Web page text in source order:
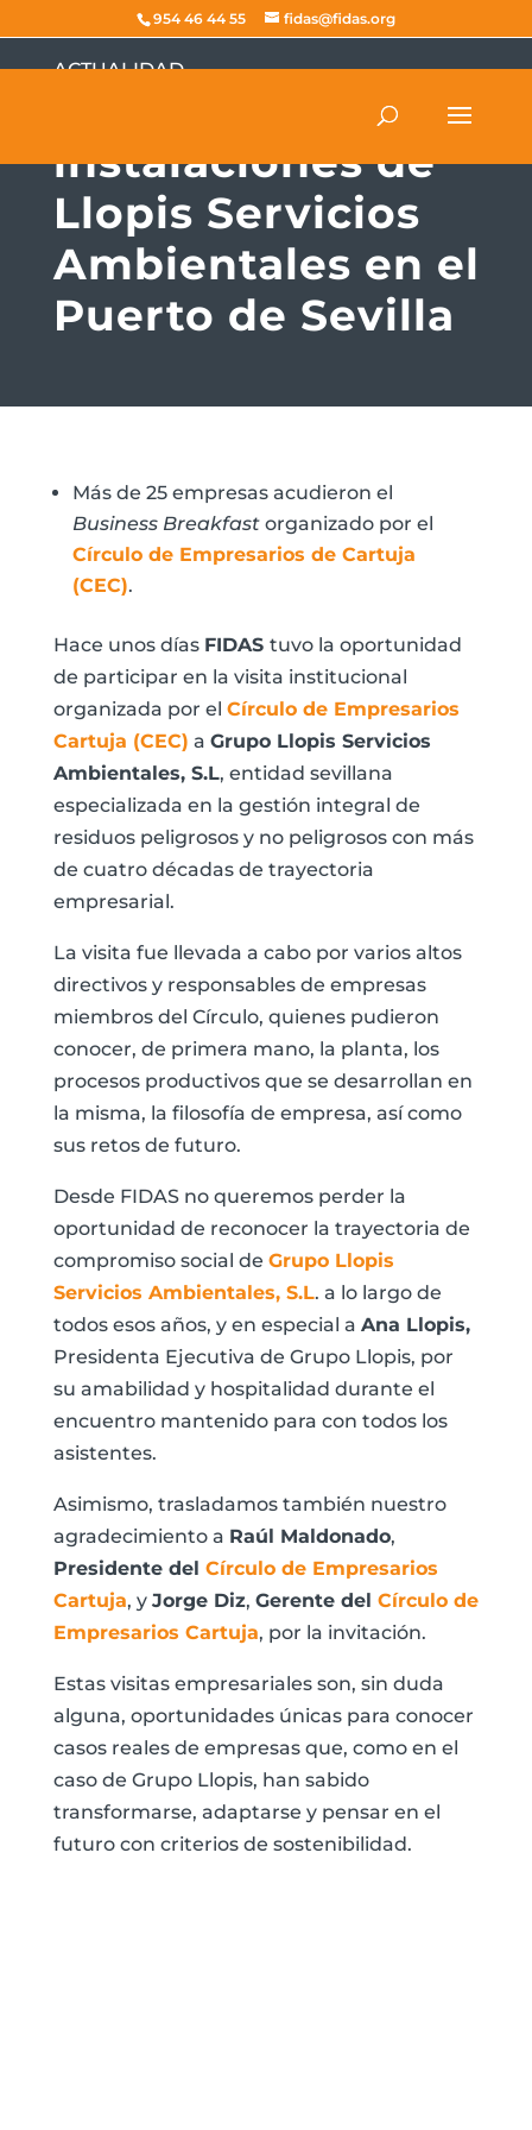
954 46 44 55 fidas@fidas.org
ACTUALIDAD
FIDAS visita las
instalaciones de
Llopis Servicios
Ambientales en el
Puerto de Sevilla
Más de 25 empresas acudieron el
Business Breakfastorganizado por el
Círculo de Empresarios de Cartuja
(CEC).
Hace unos días FIDAS tuvo la oportunidad
de participar en la visita institucional
organizada por el Círculo de Empresarios
Cartuja (CEC) a Grupo Llopis Servicios
Ambientales, S.L, entidad sevillana
especializada en la gestión integral de
residuos peligrosos y no peligrosos con más
de cuatro décadas de trayectoria
empresarial.
La visita fue llevada a cabo por varios altos
directivos y responsables de empresas
miembros del Círculo, quienes pudieron
conocer, de primera mano, la planta, los
procesos productivos que se desarrollan en
la misma, la filosofía de empresa, así como
sus retos de futuro.
Desde FIDAS no queremos perder la
oportunidad de reconocer la trayectoria de
compromiso social de Grupo Llopis
Servicios Ambientales, S.L. a lo largo de
todos esos años, y en especial a Ana Llopis,
Presidenta Ejecutiva de Grupo Llopis, por
su amabilidad y hospitalidad durante el
encuentro mantenido para con todos los
asistentes.
Asimismo, trasladamos también nuestro
agradecimiento a Raúl Maldonado,
Presidente del Círculo de Empresarios
Cartuja, y Jorge Diz, Gerente del Círculo de
Empresarios Cartuja, por la invitación.
Estas visitas empresariales son, sin duda
alguna, oportunidades únicas para conocer
casos reales de empresas que, como en el
caso de Grupo Llopis, han sabido
transformarse, adaptarse y pensar en el
futuro con criterios de sostenibilidad.